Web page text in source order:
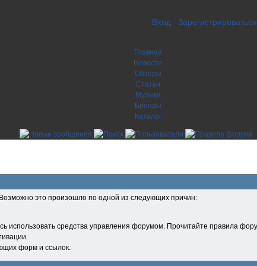
Вход Зарегистрироваться
Главная
Новости
Обзоры
Статьи
Музыка
Бренды
Каталог
это произошло по одной из следующих причин:
использовать средства управления форумом. Прочитайте правила
форм и ссылок.